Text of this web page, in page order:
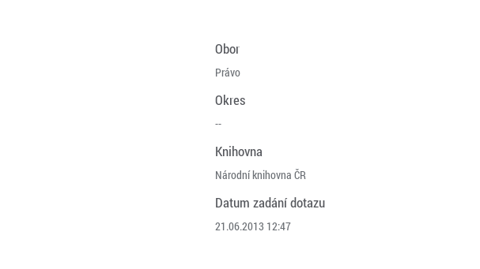
Obor
Právo
Okres
--
Knihovna
Národní knihovna ČR
Datum zadání dotazu
21.06.2013 12:47